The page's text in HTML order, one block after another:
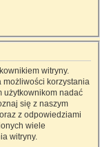
witryny.
korzystania
użytkownikom nadać
się z naszym
z odpowiedziami
wiele
witryny.